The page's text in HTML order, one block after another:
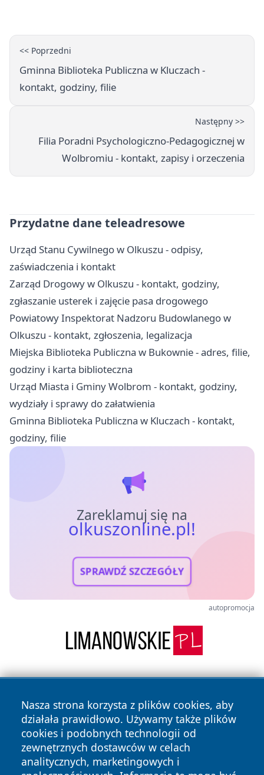
<< Poprzedni
Gminna Biblioteka Publiczna w Kluczach -
kontakt, godziny, filie
Następny >>
Filia Poradni Psychologiczno-Pedagogicznej w
Wolbromiu - kontakt, zapisy i orzeczenia
Przydatne dane teleadresowe
Urząd Stanu Cywilnego w Olkuszu - odpisy,
zaświadczenia i kontakt
Zarząd Drogowy w Olkuszu - kontakt, godziny,
zgłaszanie usterek i zajęcie pasa drogowego
Powiatowy Inspektorat Nadzoru Budowlanego w
Olkuszu - kontakt, zgłoszenia, legalizacja
Miejska Biblioteka Publiczna w Bukownie - adres, filie,
godziny i karta biblioteczna
Urząd Miasta i Gminy Wolbrom - kontakt, godziny,
wydziały i sprawy do załatwienia
Gminna Biblioteka Publiczna w Kluczach - kontakt,
godziny, filie
Zareklamuj się na
olkuszonline.pl!
SPRAWDŹ SZCZEGÓŁY
autopromocja
Nasza strona korzysta z plików cookies, aby
działała prawidłowo. Używamy także plików
cookies i podobnych technologii od
zewnętrznych dostawców w celach
analitycznych, marketingowych i
Copyright © 2026 olkuszonline.pl Wszystkie prawa
zastrzeżone.